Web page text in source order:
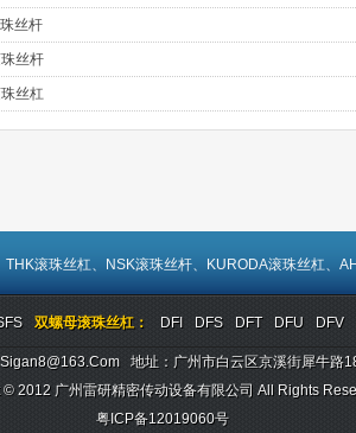
丝杆
丝杆
丝杠
THK滚珠丝杠、 NSK滚珠丝杆、 KURODA滚珠丝杠、
双螺母滚珠丝杠： DFI DFS DFT DFU DFV
地址：广州市白云区京溪街犀牛路
© 2012 广州雷研精密传动设备有限公司 All Rights
粤ICP备12019060号